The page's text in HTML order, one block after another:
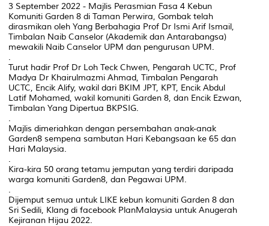
3 September 2022 - Majlis Perasmian Fasa 4 Kebun
Komuniti Garden 8 di Taman Perwira, Gombak telah
dirasmikan oleh Yang Berbahagia Prof Dr Ismi Arif Ismail,
Timbalan Naib Canselor (Akademik dan Antarabangsa)
mewakili Naib Canselor UPM dan pengurusan UPM.
.
Turut hadir Prof Dr Loh Teck Chwen, Pengarah UCTC, Prof
Madya Dr Khairulmazmi Ahmad, Timbalan Pengarah
UCTC, Encik Alify, wakil dari BKIM JPT, KPT, Encik Abdul
Latif Mohamed, wakil komuniti Garden 8, dan Encik Ezwan,
Timbalan Yang Dipertua BKPSIG.
.
Majlis dimeriahkan dengan persembahan anak-anak
Garden8 sempena sambutan Hari Kebangsaan ke 65 dan
Hari Malaysia.
.
Kira-kira 50 orang tetamu jemputan yang terdiri daripada
warga komuniti Garden8, dan Pegawai UPM.
.
Dijemput semua untuk LIKE kebun komuniti Garden 8 dan
Sri Sedili, Klang di facebook PlanMalaysia untuk Anugerah
Kejiranan Hijau 2022.